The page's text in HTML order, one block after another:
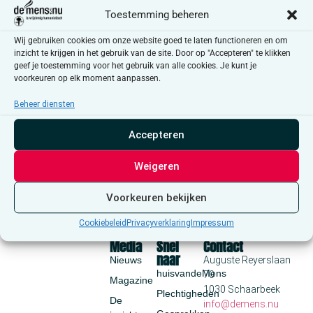
Toestemming beheren
Wij gebruiken cookies om onze website goed te laten functioneren en om
inzicht te krijgen in het gebruik van de site. Door op "Accepteren" te klikken
geef je toestemming voor het gebruik van alle cookies. Je kunt je
voorkeuren op elk moment aanpassen.
Beheer diensten
Accepteren
Weigeren
Voorkeuren bekijken
Cookiebeleid Privacyverklaring Impressum
Snel
naar
huisvandeMens
Plechtigheden
Media
Nieuws
Magazine
De
Contact
Auguste Reyerslaan
70
1030 Schaarbeek
info@demens.nu